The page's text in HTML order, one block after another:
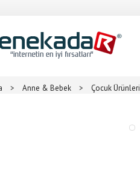
> Anne & Bebek > Çocuk Ürünleri